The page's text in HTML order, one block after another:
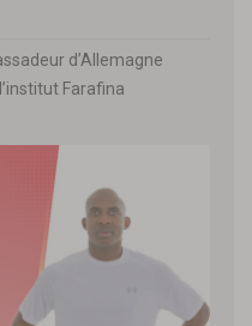
d’Allemagne
Farafina